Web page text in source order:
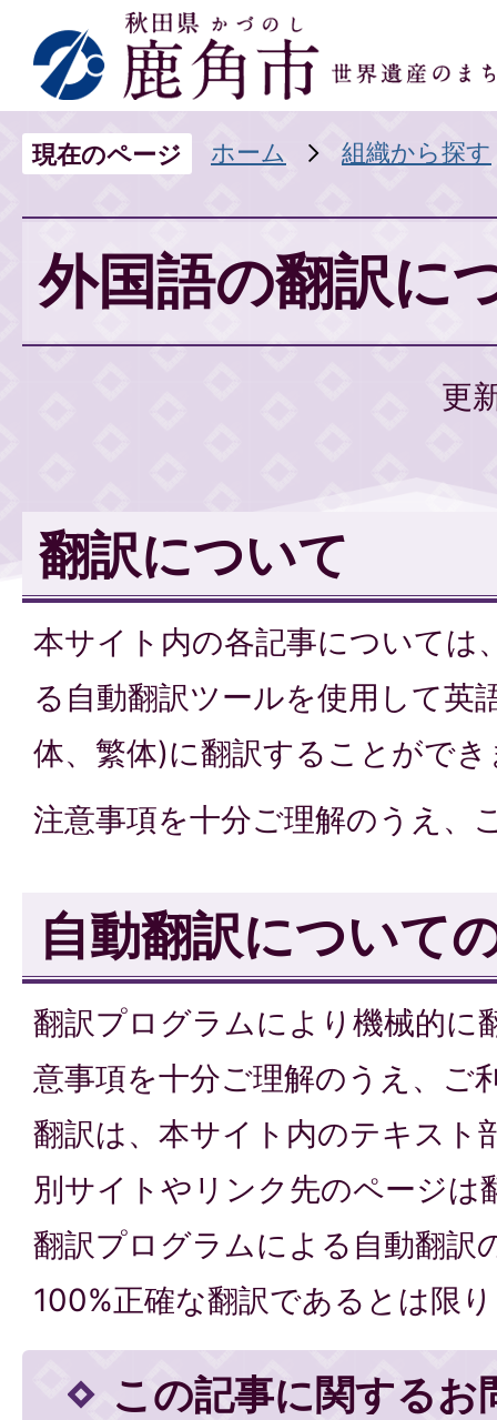
現在のページ ホーム 組織から探す
外国語の翻訳に
更
翻訳について
本サイト内の各記事については
る自動翻訳ツールを使用して英
体、繁体)に翻訳することがで
注意事項を十分ご理解のうえ、
自動翻訳について
翻訳プログラムにより機械的に
意事項を十分ご理解のうえ、ご
翻訳は、本サイト内のテキスト
別サイトやリンク先のページ
翻訳プログラムによる自動翻訳
100%正確な翻訳であるとは限
この記事に関するお